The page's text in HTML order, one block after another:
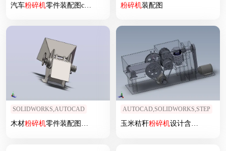
汽车粉碎机零件装配图crusher-34832-模型格式为 sw
粉碎机装配图
SOLIDWORKS,AUTOCAD
木材粉碎机零件装配图wood-crusher-2831-模型格式为 sw
AUTOCAD,SOLIDWORKS,STEP
玉米秸秆粉碎机设计含仿真【三维